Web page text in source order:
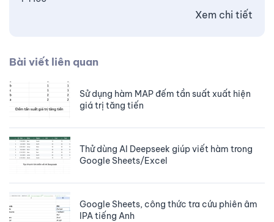
Xem chi tiết
Bài viết liên quan
Sử dụng hàm MAP đếm tần suất xuất hiện
giá trị tăng tiến
Thử dùng AI Deepseek giúp viết hàm trong
Google Sheets/Excel
Google Sheets, công thức tra cứu phiên âm
IPA tiếng Anh